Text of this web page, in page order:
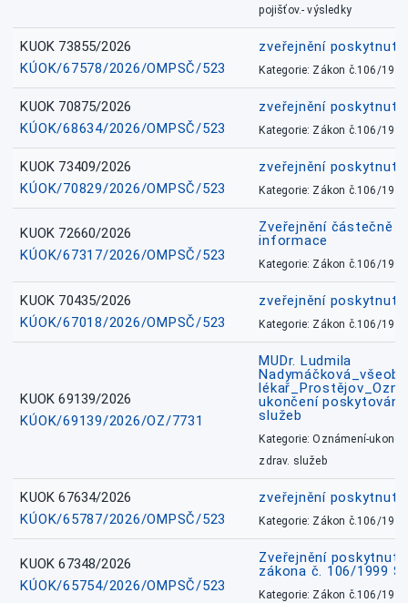
pojišťov.- výsledky
KUOK 73855/2026
KÚOK/67578/2026/OMPSČ/523
zveřejnění
Kategorie: Zákon č.106/1999
KUOK 70875/2026
KÚOK/68634/2026/OMPSČ/523
zveřejnění
Kategorie: Zákon č.106/1999
KUOK 73409/2026
KÚOK/70829/2026/OMPSČ/523
zveřejnění
Kategorie: Zákon č.106/1999
KUOK 72660/2026
KÚOK/67317/2026/OMPSČ/523
Zveřejnění částečně
informace
Kategorie: Zákon č.106/1999
KUOK 70435/2026
KÚOK/67018/2026/OMPSČ/523
zveřejnění
Kategorie: Zákon č.106/1999
KUOK 69139/2026
KÚOK/69139/2026/OZ/7731
MUDr. Ludmila
ukončení
služeb
Kategorie: Oznámení-
zdrav. služeb
KUOK 67634/2026
KÚOK/65787/2026/OMPSČ/523
zveřejnění
Kategorie: Zákon č.106/1999
KUOK 67348/2026
KÚOK/65754/2026/OMPSČ/523
Zveřejnění
zákona č. 106/1999
Kategorie: Zákon č.106/1999